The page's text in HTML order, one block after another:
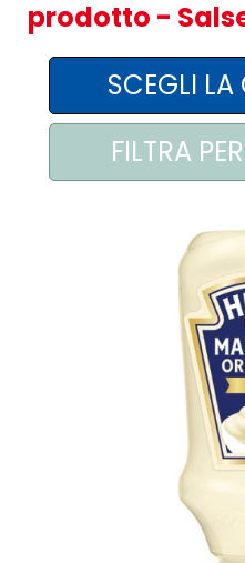
AREA AGENTI
prodotto -